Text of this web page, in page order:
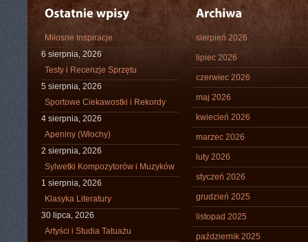
Miłosne Inspiracje
6 sierpnia, 2026
Testy i Recenzje Sprzętu
5 sierpnia, 2026
Sportowe Ciekawostki i Rekordy
4 sierpnia, 2026
Apeniny (Włochy)
2 sierpnia, 2026
Sylwetki Kompozytorów i Muzyków
1 sierpnia, 2026
Klasyka Literatury
30 lipca, 2026
Artyści i Studia Tatuażu
sierpień 2026
lipiec 2026
czerwiec 2026
maj 2026
kwiecień 2026
marzec 2026
luty 2026
styczeń 2026
grudzień 2025
listopad 2025
październik 2025